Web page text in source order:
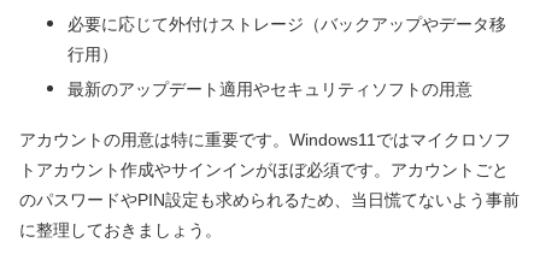
必要に応じて外付けストレージ（バックアップやデータ移
行用）
最新のアップデート適用やセキュリティソフトの用意
アカウントの用意は特に重要です。Windows11ではマイクロソフ
トアカウント作成やサインインがほぼ必須です。アカウントごと
のパスワードやPIN設定も求められるため、当日慌てないよう事前
に整理しておきましょう。